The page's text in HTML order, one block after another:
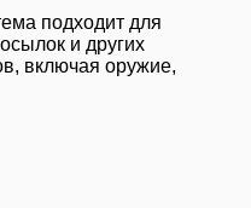
подходит для
и других
включая оружие,